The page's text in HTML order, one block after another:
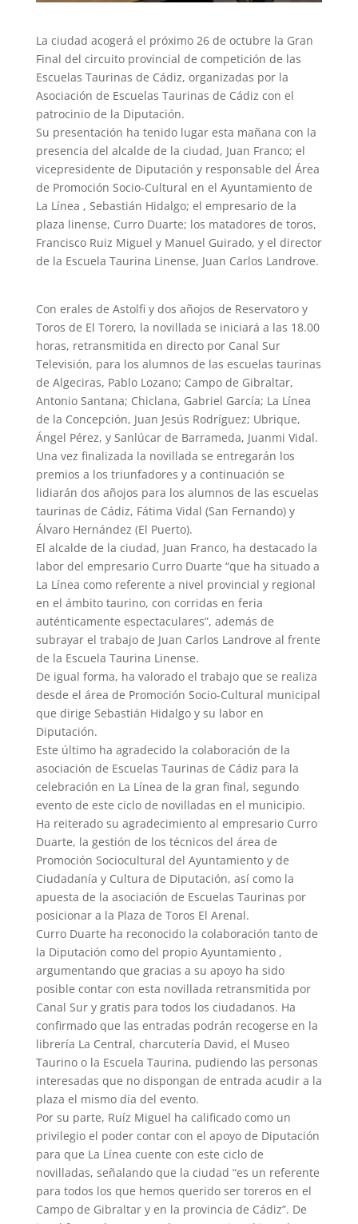
La ciudad acogerá el próximo 26 de octubre la Gran
Final del circuito provincial de competición de las
Escuelas Taurinas de Cádiz, organizadas por la
Asociación de Escuelas Taurinas de Cádiz con el
patrocinio de la Diputación.
Su presentación ha tenido lugar esta mañana con la
presencia del alcalde de la ciudad, Juan Franco; el
vicepresidente de Diputación y responsable del Área
de Promoción Socio-Cultural en el Ayuntamiento de
La Línea , Sebastián Hidalgo; el empresario de la
plaza linense, Curro Duarte; los matadores de toros,
Francisco Ruiz Miguel y Manuel Guirado, y el director
de la Escuela Taurina Linense, Juan Carlos Landrove.
Con erales de Astolfi y dos añojos de Reservatoro y
Toros de El Torero, la novillada se iniciará a las 18.00
horas, retransmitida en directo por Canal Sur
Televisión, para los alumnos de las escuelas taurinas
de Algeciras, Pablo Lozano; Campo de Gibraltar,
Antonio Santana; Chiclana, Gabriel García; La Línea
de la Concepción, Juan Jesús Rodríguez; Ubrique,
Ángel Pérez, y Sanlúcar de Barrameda, Juanmi Vidal.
Una vez finalizada la novillada se entregarán los
premios a los triunfadores y a continuación se
lidiarán dos añojos para los alumnos de las escuelas
taurinas de Cádiz, Fátima Vidal (San Fernando) y
Álvaro Hernández (El Puerto).
El alcalde de la ciudad, Juan Franco, ha destacado la
labor del empresario Curro Duarte “que ha situado a
La Línea como referente a nivel provincial y regional
en el ámbito taurino, con corridas en feria
auténticamente espectaculares”, además de
subrayar el trabajo de Juan Carlos Landrove al frente
de la Escuela Taurina Linense.
De igual forma, ha valorado el trabajo que se realiza
desde el área de Promoción Socio-Cultural municipal
que dirige Sebastián Hidalgo y su labor en
Diputación.
Este último ha agradecido la colaboración de la
asociación de Escuelas Taurinas de Cádiz para la
celebración en La Línea de la gran final, segundo
evento de este ciclo de novilladas en el municipio.
Ha reiterado su agradecimiento al empresario Curro
Duarte, la gestión de los técnicos del área de
Promoción Sociocultural del Ayuntamiento y de
Ciudadanía y Cultura de Diputación, así como la
apuesta de la asociación de Escuelas Taurinas por
posicionar a la Plaza de Toros El Arenal.
Curro Duarte ha reconocido la colaboración tanto de
la Diputación como del propio Ayuntamiento ,
argumentando que gracias a su apoyo ha sido
posible contar con esta novillada retransmitida por
Canal Sur y gratis para todos los ciudadanos. Ha
confirmado que las entradas podrán recogerse en la
librería La Central, charcutería David, el Museo
Taurino o la Escuela Taurina, pudiendo las personas
interesadas que no dispongan de entrada acudir a la
plaza el mismo día del evento.
Por su parte, Ruíz Miguel ha calificado como un
privilegio el poder contar con el apoyo de Diputación
para que La Línea cuente con este ciclo de
novilladas, señalando que la ciudad “es un referente
para todos los que hemos querido ser toreros en el
Campo de Gibraltar y en la provincia de Cádiz”. De